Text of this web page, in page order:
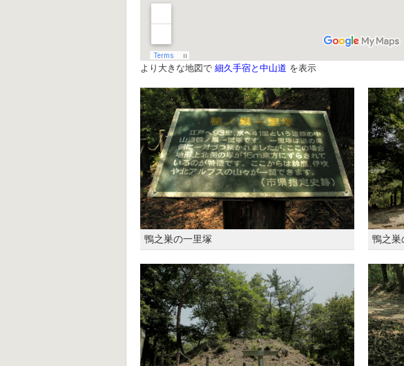
より大きな地図で 細久手宿と中山道 を表示
鴨之巣の一里塚 鴨之巣